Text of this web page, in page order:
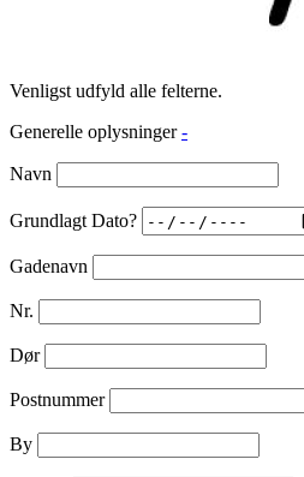
Venligst udfyld alle felterne.
Generelle oplysninger -
Navn
Grundlagt Dato?
Gadenavn
Nr.
Dør
Postnummer
By